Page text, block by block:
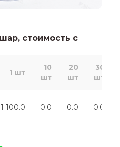
стоимость с
1 шт
10
шт
20
шт
30
шт
1 100.0 0.0 0.0 0.0